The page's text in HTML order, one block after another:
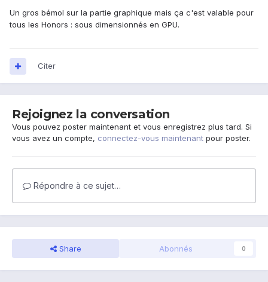
Un gros bémol sur la partie graphique mais ça c'est valable pour
tous les Honors : sous dimensionnés en GPU.
Citer
Rejoignez la conversation
Vous pouvez poster maintenant et vous enregistrez plus tard. Si
vous avez un compte, connectez-vous maintenant pour poster.
Répondre à ce sujet…
Share Abonnés 0